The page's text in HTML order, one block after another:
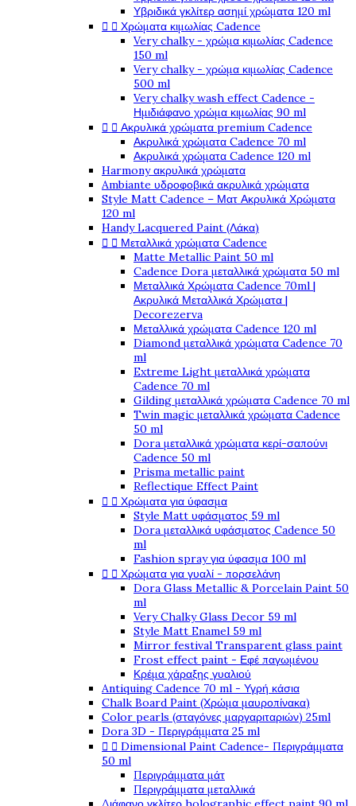
Υβριδικά γκλίτερ ασημί χρώματα 120 ml
  Χρώματα κιμωλίας Cadence
Very chalky - χρώμα κιμωλίας Cadence
150 ml
Very chalky - χρώμα κιμωλίας Cadence
500 ml
Very chalky wash effect Cadence -
Ημιδιάφανο χρώμα κιμωλίας 90 ml
  Ακρυλικά χρώματα premium Cadence
Ακρυλικά χρώματα Cadence 70 ml
Ακρυλικά χρώματα Cadence 120 ml
Harmony ακρυλικά χρώματα
Ambiante υδροφοβικά ακρυλικά χρώματα
Style Matt Cadence – Ματ Ακρυλικά Χρώματα
120 ml
Handy Lacquered Paint (Λάκα)
  Μεταλλικά χρώματα Cadence
Matte Metallic Paint 50 ml
Cadence Dora μεταλλικά χρώματα 50 ml
Μεταλλικά Χρώματα Cadence 70ml |
Ακρυλικά Μεταλλικά Χρώματα |
Decorezerva
Μεταλλικά χρώματα Cadence 120 ml
Diamond μεταλλικά χρώματα Cadence 70
ml
Extreme Light μεταλλικά χρώματα
Cadence 70 ml
Gilding μεταλλικά χρώματα Cadence 70 ml
Twin magic μεταλλικά χρώματα Cadence
50 ml
Dora μεταλλικά χρώματα κερί-σαπούνι
Cadence 50 ml
Prisma metallic paint
Reflectique Effect Paint
  Χρώματα για ύφασμα
Style Matt υφάσματος 59 ml
Dora μεταλλικά υφάσματος Cadence 50
ml
Fashion spray για ύφασμα 100 ml
  Χρώματα για γυαλί - πορσελάνη
Dora Glass Metallic & Porcelain Paint 50
ml
Very Chalky Glass Decor 59 ml
Style Matt Enamel 59 ml
Mirror festival Transparent glass paint
Frost effect paint - Εφέ παγωμένου
Κρέμα χάραξης γυαλιού
Antiquing Cadence 70 ml - Υγρή κάσια
Chalk Board Paint (Χρώμα μαυροπίνακα)
Color pearls (σταγόνες μαργαριταριών) 25ml
Dora 3D - Περιγράμματα 25 ml
  Dimensional Paint Cadence- Περιγράμματα
50 ml
Περιγράμματα μάτ
Περιγράμματα μεταλλικά